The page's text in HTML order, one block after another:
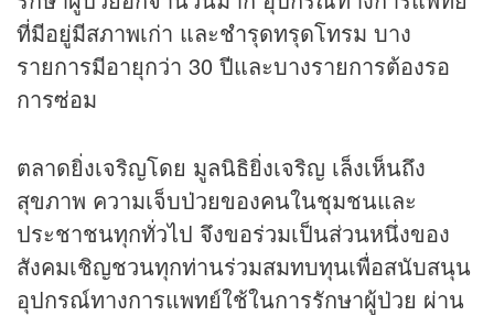
ที่มีอยู่มีสภาพเก่า และชำรุดทรุดโทรม บาง
รายการมีอายุกว่า 30 ปีและบางรายการต้องรอ
การซ่อม
ตลาดยิ่งเจริญโดย มูลนิธิยิ่งเจริญ เล็งเห็นถึง
สุขภาพ ความเจ็บป่วยของคนในชุมชนและ
ประชาชนทุกทั่วไป จึงขอร่วมเป็นส่วนหนึ่งของ
สังคมเชิญชวนทุกท่านร่วมสมทบทุนเพื่อสนับสนุน
อุปกรณ์ทางการแพทย์ใช้ในการรักษาผู้ป่วย ผ่าน